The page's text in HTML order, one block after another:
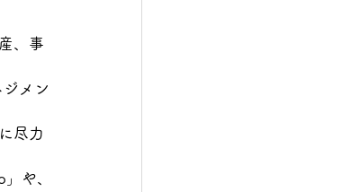
、事
メン
尽力
や、